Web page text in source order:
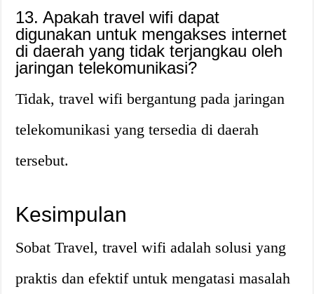
13. Apakah travel wifi dapat
digunakan untuk mengakses internet
di daerah yang tidak terjangkau oleh
jaringan telekomunikasi?
Tidak, travel wifi bergantung pada jaringan
telekomunikasi yang tersedia di daerah
tersebut.
Kesimpulan
Sobat Travel, travel wifi adalah solusi yang
praktis dan efektif untuk mengatasi masalah